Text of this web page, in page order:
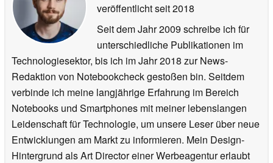
veröffentlichtseit 2018
Seit dem Jahr 2009 schreibe ich für
unterschiedliche Publikationen im
Technologiesektor, bis ich im Jahr 2018 zur News-
Redaktion von Notebookcheck gestoßen bin. Seitdem
verbinde ich meine langjährige Erfahrung im Bereich
Notebooks und Smartphones mit meiner lebenslangen
Leidenschaft für Technologie, um unsere Leser über neue
Entwicklungen am Markt zu informieren. Mein Design-
Hintergrund als Art Director einer Werbeagentur erlaubt